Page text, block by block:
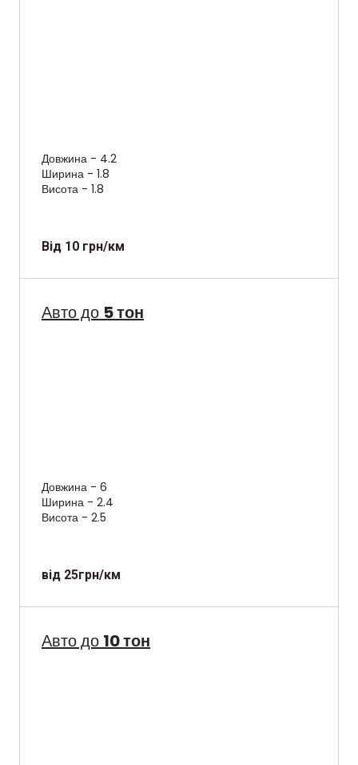
Довжина - 4.2
Ширина - 1.8
Висота - 1.8
Від 10 грн/км
Авто до 5 тон
Довжина - 6
Ширина - 2.4
Висота - 2.5
від 25грн/км
Авто до 10 тон